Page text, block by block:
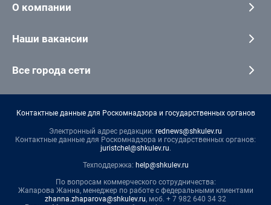
О компании
Наши вакансии
Все города сети
Контактные данные для Роскомнадзора и государственных органов
Электронный адрес редакции: rednews@shkulev.ru
Контактные данные для Роскомнадзора и государственных органов:
juristchel@shkulev.ru.
Техподдержка: help@shkulev.ru
По вопросам коммерческого сотрудничества:
Жапарова Жанна, менеджер по работе с федеральными клиентами
zhanna.zhaparova@shkulev.ru, моб. + 7 982 640 34 32